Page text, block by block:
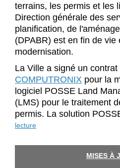
terrains, les permis et les
Direction générale des
planification, de
(DPABR) est en fin de vie
modernisation.
La Ville a signé un contrat
COMPUTRONIX (Liens
pour la
logiciel POSSE Land
(LMS) pour le traitement
permis. La solution
lecture
MISES À